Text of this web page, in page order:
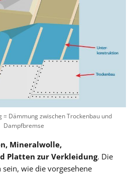
Dämmung zwischen Trockenbau und
Dampfbremse
Mineralwolle,
Platten zur Verkleidung. Die
wie die vorgesehene